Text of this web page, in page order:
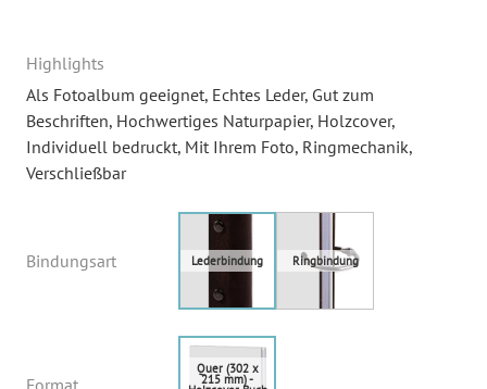
Highlights
Als Fotoalbum geeignet, Echtes Leder, Gut zum
Beschriften, Hochwertiges Naturpapier, Holzcover,
Individuell bedruckt, Mit Ihrem Foto, Ringmechanik,
Verschließbar
Bindungsart
Format